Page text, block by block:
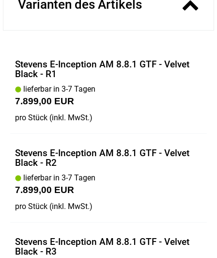
Varianten des Artikels
Stevens E-Inception AM 8.8.1 GTF - Velvet
Black - R1
lieferbar in 3-7 Tagen
7.899,00 EUR
pro Stück (inkl. MwSt.)
Stevens E-Inception AM 8.8.1 GTF - Velvet
Black - R2
lieferbar in 3-7 Tagen
7.899,00 EUR
pro Stück (inkl. MwSt.)
Stevens E-Inception AM 8.8.1 GTF - Velvet
Black - R3